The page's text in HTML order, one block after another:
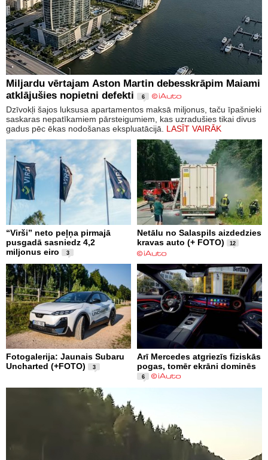
Miljardu vērtajam Aston Martin debesskrāpim Maiami
atklājušies nopietni defekti
6
Dzīvokļi šajos luksusa apartamentos maksā miljonus, taču īpašnieki
saskaras nepatīkamiem pārsteigumiem, kas uzradušies tikai divus
gadus pēc ēkas nodošanas ekspluatācijā. LASĪT VAIRĀK
“Virši” neto peļņa pirmajā
pusgadā sasniedz 4,2
miljonus eiro
3
Netālu no Salaspils aizdedzies
kravas auto (+ FOTO)
12
Fotogalerija: Jaunais Subaru
Uncharted (+FOTO)
3
Arī Mercedes atgriezīs fiziskās
pogas, tomēr ekrāni dominēs
6